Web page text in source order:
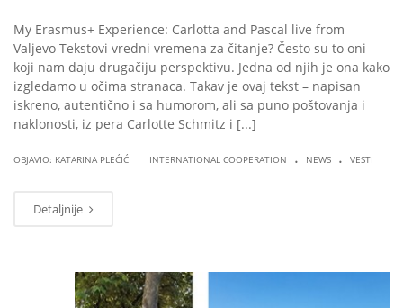
My Erasmus+ Experience: Carlotta and Pascal live from
Valjevo Tekstovi vredni vremena za čitanje? Često su to oni
koji nam daju drugačiju perspektivu. Jedna od njih je ona kako
izgledamo u očima stranaca. Takav je ovaj tekst – napisan
iskreno, autentično i sa humorom, ali sa puno poštovanja i
naklonosti, iz pera Carlotte Schmitz i [...]
OBJAVIO: KATARINA PLEĆIĆ INTERNATIONAL COOPERATION . NEWS . VESTI
Detaljnije